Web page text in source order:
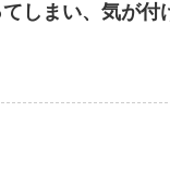
しまい、気が